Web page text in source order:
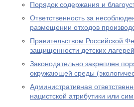
Порядок содержания и
Ответственность за
размещении отходов
Правительством Российской
защищенности детских лагерей
Законодательно закреплен
окружающей среды
Административная
нацистской атрибутики или